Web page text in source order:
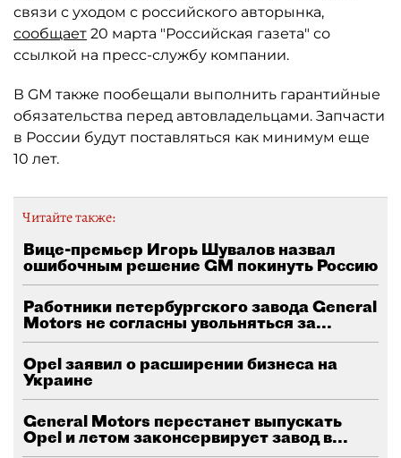
связи с уходом с российского авторынка,
сообщает 20 марта "Российская газета" со
ссылкой на пресс-службу компании.
В GM также пообещали выполнить гарантийные
обязательства перед автовладельцами. Запчасти
в России будут поставляться как минимум еще
10 лет.
Читайте также:
Вице-премьер Игорь Шувалов назвал
ошибочным решение GM покинуть Россию
Работники петербургского завода General
Motors не согласны увольняться за...
Opel заявил о расширении бизнеса на
Украине
General Motors перестанет выпускать
Opel и летом законсервирует завод в...